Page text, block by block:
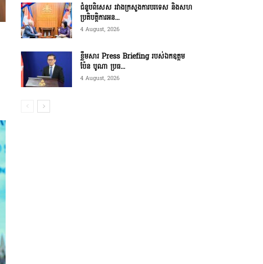
ជំនួបពិសេស រវាងក្រសួងការបរទេស និងសហ
ប្រតិបត្តិការអន...
4 August, 2026
ខ្លឹមសារ Press Briefing របស់ឯកឧត្តម
ប៉ែន បូណា ប្រធ...
4 August, 2026